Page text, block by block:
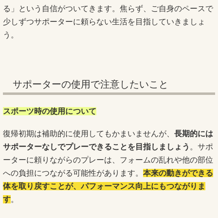
る」という自信がついてきます。焦らず、ご自身のペースで
少しずつサポーターに頼らない生活を目指していきましょ
う。
サポーターの使用で注意したいこと
スポーツ時の使用について
復帰初期は補助的に使用してもかまいませんが、 長期的には
サポーターなしでプレーできることを目指しましょう 。サポ
ーターに頼りながらのプレーは、フォームの乱れや他の部位
への負担につながる可能性があります。 本来の動きができる
体を取り戻すことが、パフォーマンス向上にもつながりま
す。